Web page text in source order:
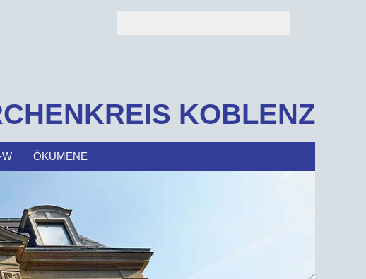
KOBLENZ
W ÖKUMENE